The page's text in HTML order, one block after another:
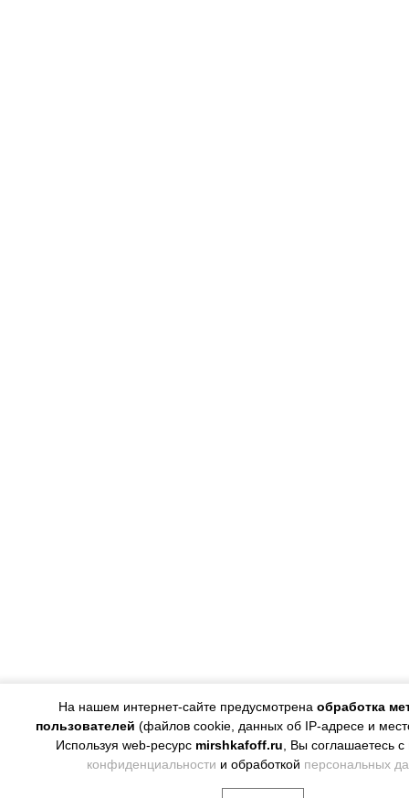
На нашем интернет-сайте предусмотрена обработка
пользователей (файлов cookie, данных об IP-адресе и
Используя web-ресурс mirshkafoff.ru , Вы соглашаетесь с
конфиденциальности и обработкой персональных